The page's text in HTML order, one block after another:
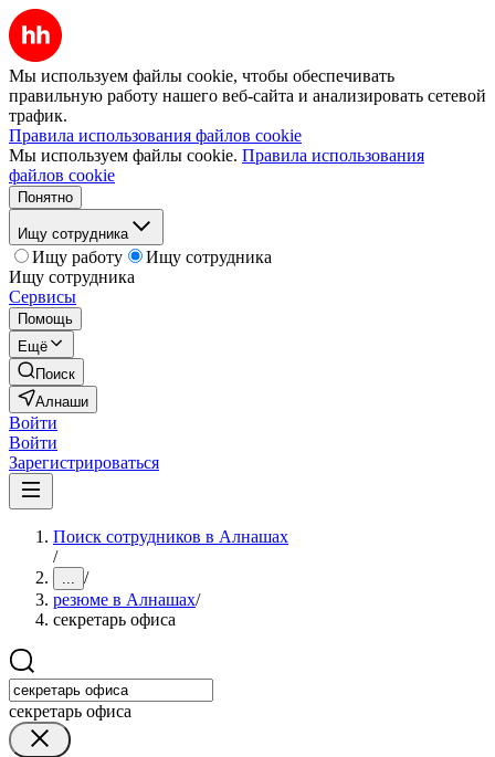
Мы используем файлы cookie, чтобы обеспечивать
правильную работу нашего веб-сайта и анализировать сетевой
трафик.
Правила использования файлов cookie
Мы используем файлы cookie. Правила использования
файлов cookie
Понятно
Ищу сотрудника
Ищу работу
Ищу сотрудника
Ищу сотрудника
Сервисы
Помощь
Ещё
Поиск
Алнаши
Войти
Войти
Зарегистрироваться
Поиск сотрудников в Алнашах
/
... /
резюме в Алнашах/
секретарь офиса
секретарь офиса